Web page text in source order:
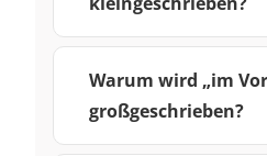
Warum wird „im
großgeschrieben?